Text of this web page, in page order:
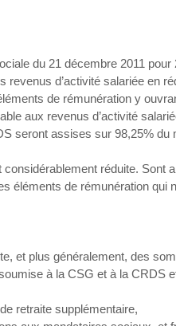
du 21 décembre 2011
revenus d’activité salariée en
de rémunération y
aux revenus d’activité
seront assises sur 98,25% du
réduite. Sont
éléments de rémunération qui
et plus généralement, des
à la CSG et à la CRDS
retraite supplémentaire,